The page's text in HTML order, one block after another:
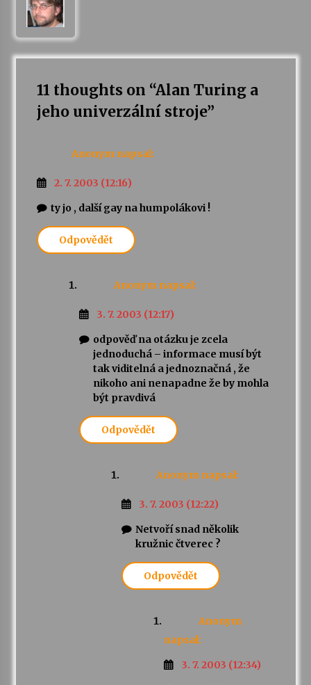
11 thoughts on “Alan Turing a
jeho univerzální stroje”
Anonym napsal:
2. 7. 2003 (12:16)
ty jo , další gay na humpolákovi !
Odpovědět
Anonym napsal:
3. 7. 2003 (12:17)
odpověď na otázku je zcela
jednoduchá – informace musí být
tak viditelná a jednoznačná , že
nikoho ani nenapadne že by mohla
být pravdivá
Odpovědět
Anonym napsal:
3. 7. 2003 (12:22)
Netvoří snad několik
kružnic čtverec ?
Odpovědět
Anonym
napsal:
3. 7. 2003 (12:34)